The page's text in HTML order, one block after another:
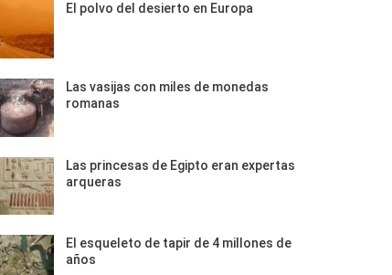
El polvo del desierto en Europa
Las vasijas con miles de monedas
romanas
Las princesas de Egipto eran expertas
arqueras
El esqueleto de tapir de 4 millones de
años